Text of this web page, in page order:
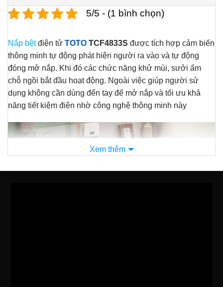
5/5 - (1 bình chọn)
Nắp bệtđiện tử TOTO TCF4833S được tích hợp cảm biến
thông minh tự động phát hiện người ra vào và tự động
đóng mở nắp. Khi đó các chức năng khử mùi, sưởi ấm
chỗ ngồi bắt đầu hoạt động. Ngoài việc giúp người sử
dụng không cần dùng đến tay để mở nắp và tối ưu khả
năng tiết kiệm điện nhờ công nghệ thông minh này
Xem thêm